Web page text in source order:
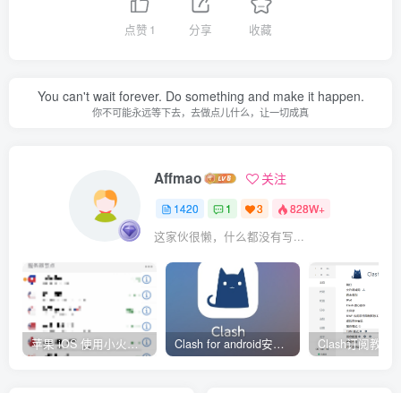
点赞 1 分享 收藏
You can't wait forever. Do something and make it happen.
你不可能永远等下去，去做点儿什么，让一切成真
Affmao 关注
1420 1 3 828W+
这家伙很懒，什么都没有写...
苹果 iOS 使用小火箭(shadowrocket)新手教程 Clash for android安卓客户端保姆级新手使用教程